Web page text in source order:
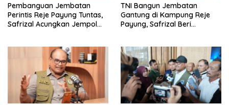
Pembanguan Jembatan
Perintis Reje Payung Tuntas,
Safrizal Acungkan Jempol
TNI Bangun Jembatan
Gantung di Kampung Reje
Payung, Safrizal Beri